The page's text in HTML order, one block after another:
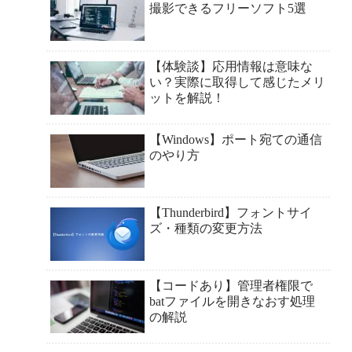
撮影できるフリーソフト5選
【体験談】応用情報は意味な
い？実際に取得して感じたメリ
ットを解説！
【Windows】ポート宛ての通信
のやり方
【Thunderbird】フォントサイ
ズ・種類の変更方法
【コードあり】管理者権限で
batファイルを開きなおす処理
の解説